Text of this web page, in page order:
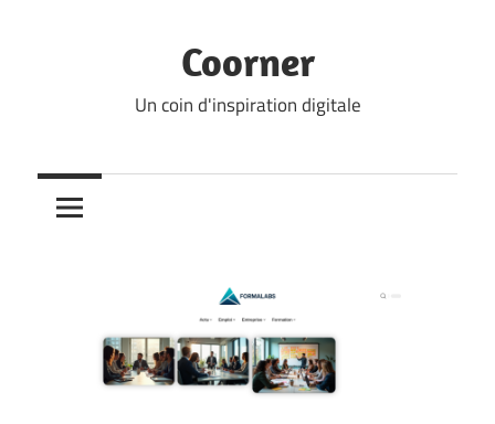
Coorner
Un coin d'inspiration digitale